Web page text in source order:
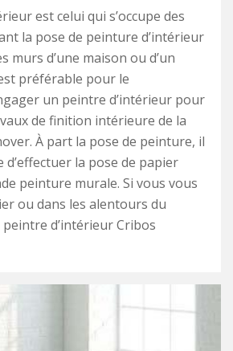
est celui qui s’occupe des
la pose de peinture d’intérieur
murs d’une maison ou d’un
préférable pour le
un peintre d’intérieur pour
de finition intérieure de la
À part la pose de peinture, il
d’effectuer la pose de papier
peinture murale. Si vous vous
ou dans les alentours du
d’intérieur Cribos